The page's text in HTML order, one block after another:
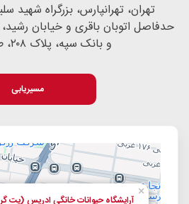
تهران، تهرانپارس، بزرگراه
حدفاصل اتوبان باقری و خیابان
و بانک سپه، پلاک ۲۰۸، طبقه همکف
مسیریابی
آرایشگاه حیوانات خانگی ادریس (پت
×